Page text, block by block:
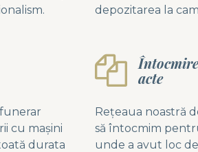
depozitarea la
cu mașini
durata
Întocmire
acte
Rețeaua noastră
să întocmim
unde a avut loc